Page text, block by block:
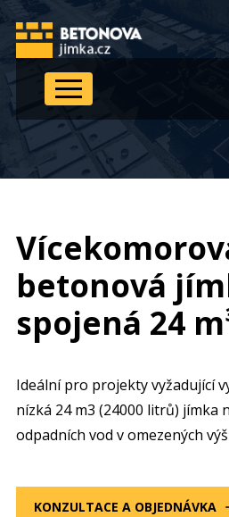
betonová
spojená 24
Ideální pro projekty vyžadující
nízká 24 m3 (24000 litrů) jímka
odpadních vod v omezených
KONZULTACE A OBJEDNÁVKA